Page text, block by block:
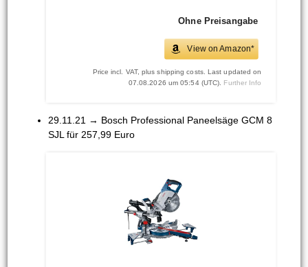
Ohne Preisangabe
View on Amazon*
Price incl. VAT, plus shipping costs. Last updated on
07.08.2026 um 05:54 (UTC). Further Info
29.11.21 → Bosch Professional Paneelsäge GCM 8
SJL für 257,99 Euro